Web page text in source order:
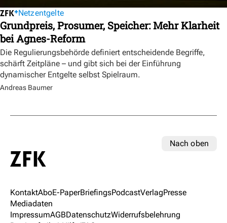
Netzentgelte
Grundpreis, Prosumer, Speicher: Mehr Klarheit
bei Agnes-Reform
Die Regulierungsbehörde definiert entscheidende Begriffe,
schärft Zeitpläne – und gibt sich bei der Einführung
dynamischer Entgelte selbst Spielraum.
Andreas Baumer
Nach oben
KontaktAboE-PaperBriefingsPodcastVerlagPresse
Mediadaten
ImpressumAGBDatenschutzWiderrufsbelehrung